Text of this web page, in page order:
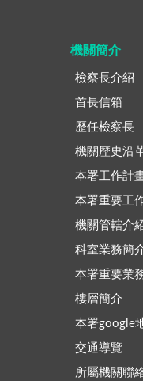
機關簡介
檢察長介紹
首長信箱
歷任檢察長
機關歷史沿
本署工作計
本署重要工
機關管轄介
科室業務簡
本署重要業
樓層簡介
本署google
交通導覽
所屬機關聯